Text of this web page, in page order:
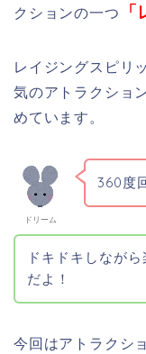
クションの一つ
レイジングスピリ
気のアトラクショ
めています。
ドリーム
360度
ドキドキしなが
だよ！
今回はアトラクシ